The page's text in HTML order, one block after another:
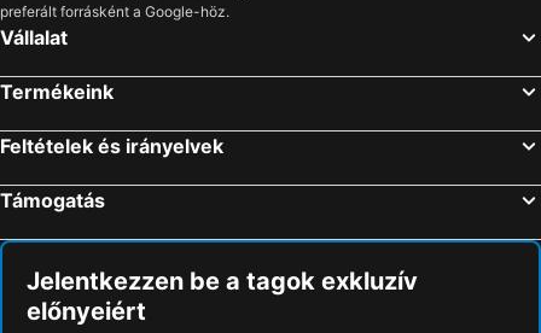
preferált forrásként a Google-höz.
Vállalat
Termékeink
Feltételek és irányelvek
Támogatás
Jelentkezzen be a tagok exkluzív
előnyeiért